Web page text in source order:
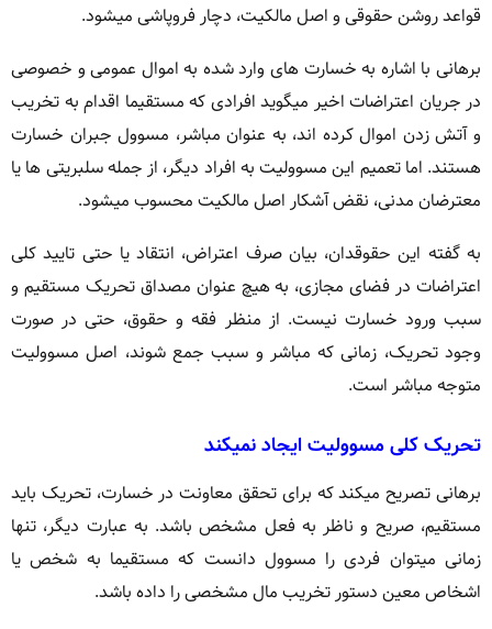
قواعد روشن حقوقی و اصل مالکیت، دچار فروپاشی میشود.
برهانی با اشاره به خسارت های وارد شده به اموال عمومی و خصوصی
در جریان اعتراضات اخیر میگوید افرادی که مستقیما اقدام به تخریب
و آتش زدن اموال کرده اند، به عنوان مباشر، مسوول جبران خسارت
هستند. اما تعمیم این مسوولیت به افراد دیگر، از جمله سلبریتی ها یا
معترضان مدنی، نقض آشکار اصل مالکیت محسوب میشود.
به گفته این حقوقدان، بیان صرف اعتراض، انتقاد یا حتی تایید کلی
اعتراضات در فضای مجازی، به هیچ عنوان مصداق تحریک مستقیم و
سبب ورود خسارت نیست. از منظر فقه و حقوق، حتی در صورت
وجود تحریک، زمانی که مباشر و سبب جمع شوند، اصل مسوولیت
متوجه مباشر است.
تحریک کلی مسوولیت ایجاد نمیکند
برهانی تصریح میکند که برای تحقق معاونت در خسارت، تحریک باید
مستقیم، صریح و ناظر به فعل مشخص باشد. به عبارت دیگر، تنها
زمانی میتوان فردی را مسوول دانست که مستقیما به شخص یا
اشخاص معین دستور تخریب مال مشخصی را داده باشد.